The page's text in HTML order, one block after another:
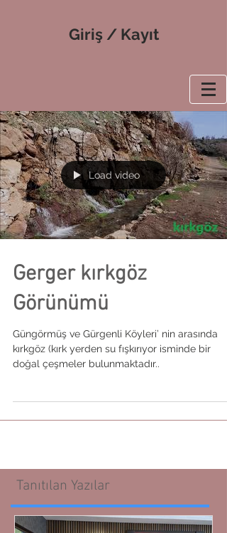
Giriş / Kayıt
Load video
Gerger kırkgöz
Görünümü
Güngörmüş ve Gürgenli Köyleri’ nin arasında
kırkgöz (kırk yerden su fışkırıyor isminde bir
doğal çeşmeler bulunmaktadır..
Tanıtılan Yazılar